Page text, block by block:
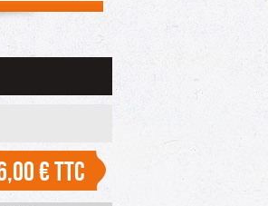
€TTC